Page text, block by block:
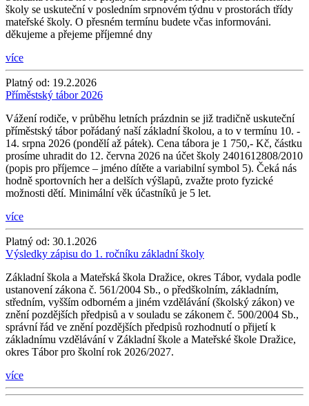
školy se uskuteční v posledním srpnovém týdnu v prostorách třídy
mateřské školy. O přesném termínu budete včas informováni.
děkujeme a přejeme příjemné dny
více
Platný od: 19.2.2026
Příměstský tábor 2026
Vážení rodiče, v průběhu letních prázdnin se již tradičně uskuteční
příměstský tábor pořádaný naší základní školou, a to v termínu 10. -
14. srpna 2026 (pondělí až pátek). Cena tábora je 1 750,- Kč, částku
prosíme uhradit do 12. června 2026 na účet školy 2401612808/2010
(popis pro příjemce – jméno dítěte a variabilní symbol 5). Čeká nás
hodně sportovních her a delších výšlapů, zvažte proto fyzické
možnosti dětí. Minimální věk účastníků je 5 let.
více
Platný od: 30.1.2026
Výsledky zápisu do 1. ročníku základní školy
Základní škola a Mateřská škola Dražice, okres Tábor, vydala podle
ustanovení zákona č. 561/2004 Sb., o předškolním, základním,
středním, vyšším odborném a jiném vzdělávání (školský zákon) ve
znění pozdějších předpisů a v souladu se zákonem č. 500/2004 Sb.,
správní řád ve znění pozdějších předpisů rozhodnutí o přijetí k
základnímu vzdělávání v Základní škole a Mateřské škole Dražice,
okres Tábor pro školní rok 2026/2027.
více